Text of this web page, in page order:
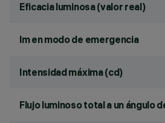
Eficacia luminosa (valor real)
lm en modo de emergencia
Intensidad máxima (cd)
Flujo luminoso total a un ángulo